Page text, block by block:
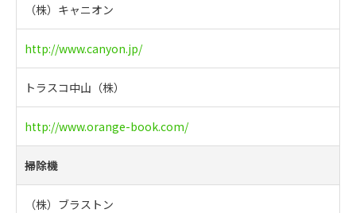
（株）キャニオン
http://www.canyon.jp/
トラスコ中山（株）
http://www.orange-book.com/
掃除機
（株）ブラストン